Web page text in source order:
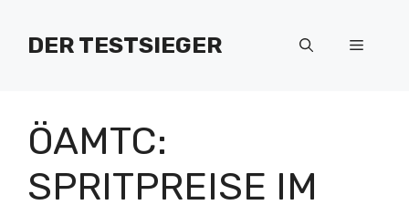
Inhalt
springenDER TESTSIEGER Menü
ÖAMTC:
SPRITPREISE IM